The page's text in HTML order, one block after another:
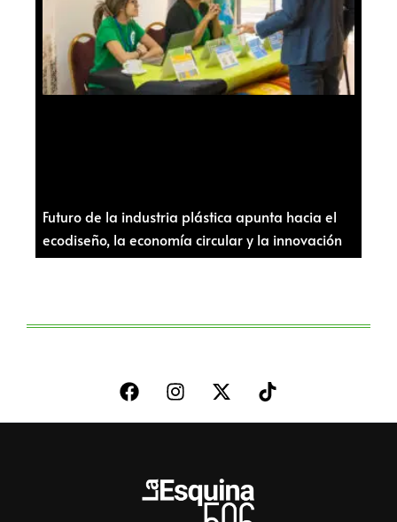
Futuro de la industria plástica apunta hacia el
ecodiseño, la economía circular y la innovación